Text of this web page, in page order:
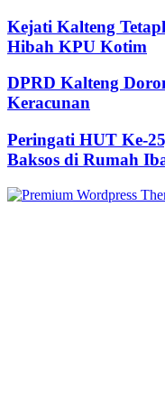
Kejati Kalteng
Hibah KPU Kotim
DPRD Kalteng
Keracunan
Peringati HUT Ke-
Baksos di Rumah